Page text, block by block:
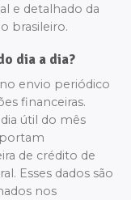
e detalhado da
brasileiro.
dia a dia?
envio periódico
financeiras.
útil do mês
de crédito de
Esses dados são
nos